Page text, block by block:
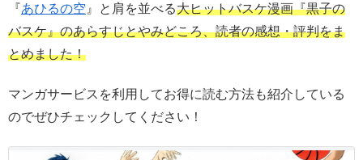
『あひるの空 』と肩を並べる大ヒットバスケ漫画『黒子の
バスケ』のあらすじとやみどころ、読者の感想・評判をま
とめました！
マンガサービスを利用してお得に読む方法も紹介している
のでぜひチェックしてください！